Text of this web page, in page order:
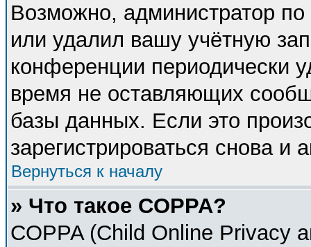
Возможно, администратор по
или удалил вашу учётную
конференции периодически
время не оставляющих
базы данных. Если это
зарегистрироваться снова и
Вернуться к началу
» Что такое COPPA?
COPPA (Child Online Privacy